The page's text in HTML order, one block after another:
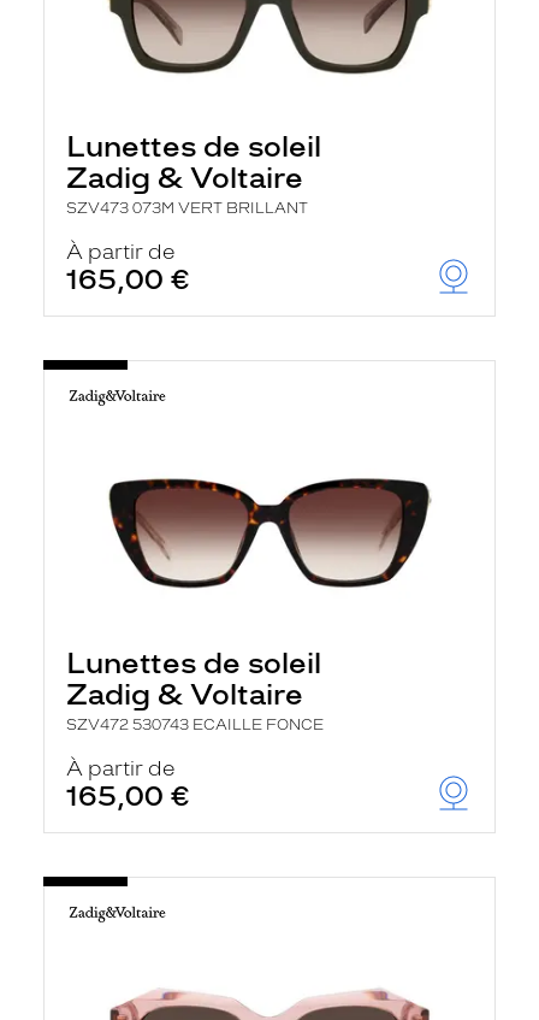
Lunettes de soleil
Zadig & Voltaire
SZV473 073M VERT BRILLANT
À partir de
165,00 €
Lunettes de soleil
Zadig & Voltaire
SZV472 530743 ECAILLE FONCE
À partir de
165,00 €